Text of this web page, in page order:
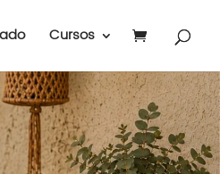
Cursos